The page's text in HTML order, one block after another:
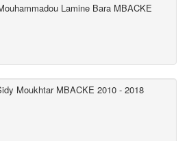
Lamine Bara MBACKE
Moukhtar MBACKE 2010 - 2018